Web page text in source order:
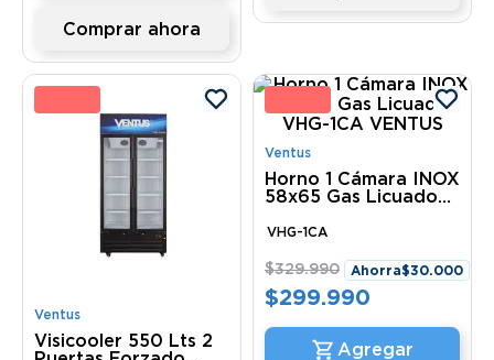
Comprar ahora
%
Ventus
Visicooler 550 Lts 2
9
Ventus
Horno 1 Cámara INOX
58x65 Gas Licuado
VHG-1CA
$329.990 Ahorra$30.000
$299.990